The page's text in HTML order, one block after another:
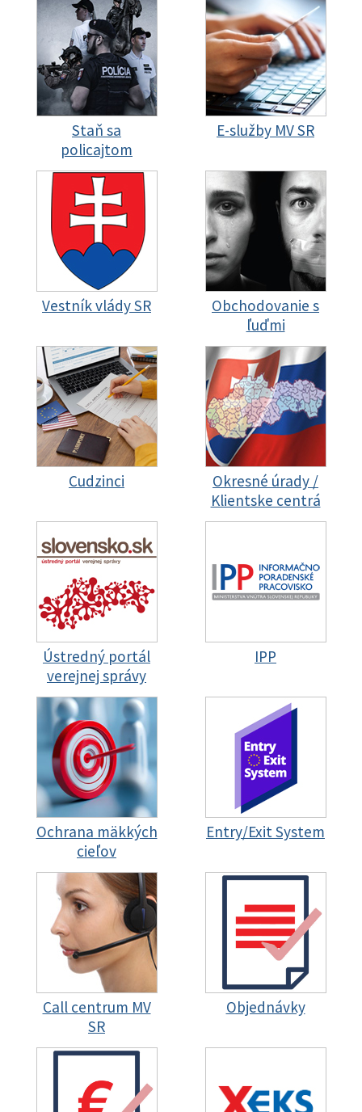
Staň sa
policajtom
E-služby MV SR
Vestník vlády SR
Obchodovanie s
ľuďmi
Cudzinci
Okresné úrady /
Klientske centrá
Ústredný portál
verejnej správy
IPP
Ochrana mäkkých
cieľov
Entry/Exit System
Call centrum MV
SR
Objednávky